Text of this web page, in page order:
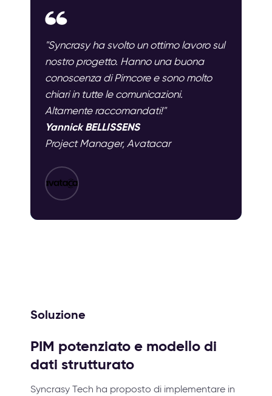
"Syncrasy ha svolto un ottimo lavoro sul
nostro progetto. Hanno una buona
conoscenza di Pimcore e sono molto
chiari in tutte le comunicazioni.
Altamente raccomandati!"
Yannick BELLISSENS
Project Manager, Avatacar
Soluzione
PIM potenziato e modello di
dati strutturato
Syncrasy Tech ha proposto di implementare in